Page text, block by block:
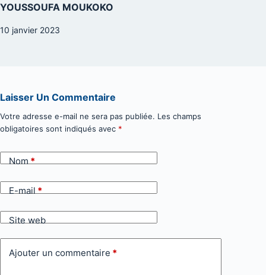
YOUSSOUFA MOUKOKO
10 janvier 2023
Laisser Un Commentaire
Votre adresse e-mail ne sera pas publiée. Les champs
obligatoires sont indiqués avec *
Nom*
E-mail*
Site web
Ajouter un commentaire *